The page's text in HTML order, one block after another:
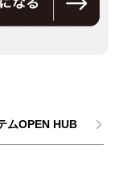
ムOPEN HUB